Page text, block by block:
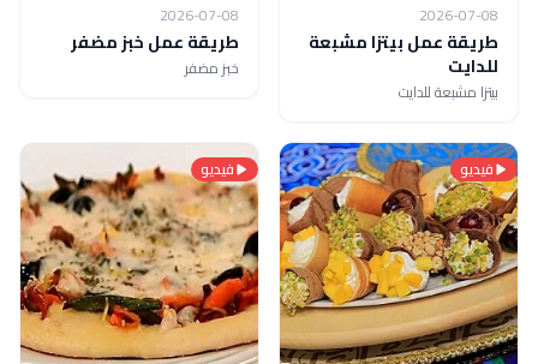
2026-07-08
طريقة عمل بيتزا مشبعة
للدايت
بيتزا مشبعة للدايت
2026-07-08
طريقة عمل خبز مضفر
خبز مضفر
فيديو فيديو